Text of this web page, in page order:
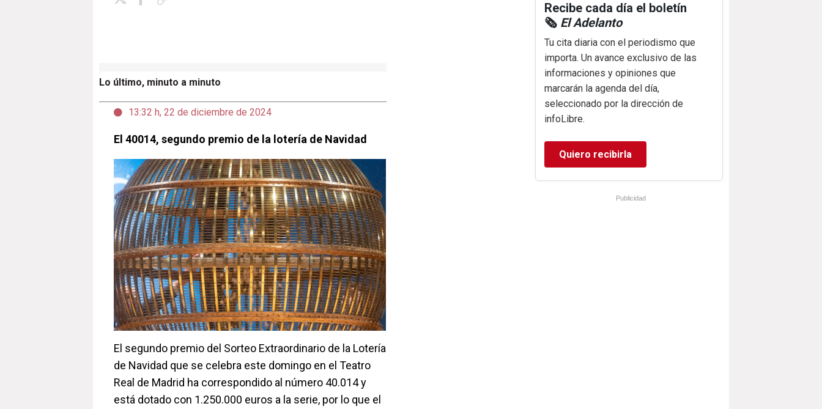
Lo último, minuto a minuto
13:32 h, 22 de diciembre de 2024
El 40014, segundo premio de la lotería de Navidad
El segundo premio del Sorteo Extraordinario de la Lotería
de Navidad que se celebra este domingo en el Teatro
Real de Madrid ha correspondido al número 40.014 y
está dotado con 1.250.000 euros a la serie, por lo que el
Recibe cada día el boletín
🗞️ El Adelanto
Tu cita diaria con el periodismo que
importa. Un avance exclusivo de las
informaciones y opiniones que
marcarán la agenda del día,
seleccionado por la dirección de
infoLibre.
Quiero recibirla
Publicidad